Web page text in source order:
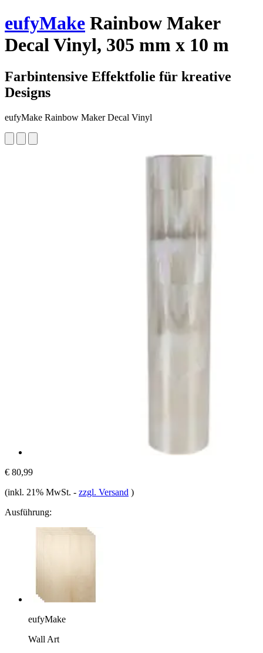
eufyMake Rainbow Maker
Decal Vinyl, 305 mm x 10 m
Farbintensive Effektfolie für kreative
Designs
eufyMake Rainbow Maker Decal Vinyl
€ 80,99
(inkl. 21% MwSt. - zzgl. Versand )
Ausführung:
eufyMake
Wall Art